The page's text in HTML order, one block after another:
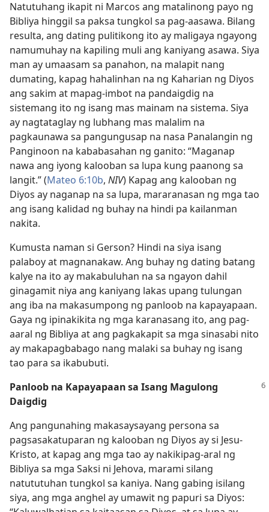
Natutuhang ikapit ni Marcos ang matalinong payo ng
Bibliya hinggil sa paksa tungkol sa pag-aasawa. Bilang
resulta, ang dating pulitikong ito ay maligaya ngayong
namumuhay na kapiling muli ang kaniyang asawa. Siya
man ay umaasam sa panahon, na malapit nang
dumating, kapag hahalinhan na ng Kaharian ng Diyos
ang sakim at mapag-imbot na pandaigdig na
sistemang ito ng isang mas mainam na sistema. Siya
ay nagtataglay ng lubhang mas malalim na
pagkaunawa sa pangungusap na nasa Panalangin ng
Panginoon na kababasahan ng ganito: “Maganap
nawa ang iyong kalooban sa lupa kung paanong sa
langit.” (Mateo 6:10b, NIV) Kapag ang kalooban ng
Diyos ay naganap na sa lupa, mararanasan ng mga tao
ang isang kalidad ng buhay na hindi pa kailanman
nakita.
Kumusta naman si Gerson? Hindi na siya isang
palaboy at magnanakaw. Ang buhay ng dating batang
kalye na ito ay makabuluhan na sa ngayon dahil
ginagamit niya ang kaniyang lakas upang tulungan
ang iba na makasumpong ng panloob na kapayapaan.
Gaya ng ipinakikita ng mga karanasang ito, ang pag-
aaral ng Bibliya at ang pagkakapit sa mga sinasabi nito
ay makapagbabago nang malaki sa buhay ng isang
tao para sa ikabubuti.
Panloob na Kapayapaan sa Isang Magulong
Daigdig
Ang pangunahing makasaysayang persona sa
pagsasakatuparan ng kalooban ng Diyos ay si Jesu-
Kristo, at kapag ang mga tao ay nakikipag-aral ng
Bibliya sa mga Saksi ni Jehova, marami silang
natututuhan tungkol sa kaniya. Nang gabing isilang
siya, ang mga anghel ay umawit ng papuri sa Diyos: